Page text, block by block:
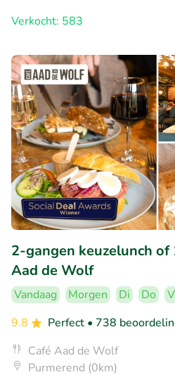
Verkocht: 583
2-gangen keuzelunch
Aad de Wolf
Vandaag Morgen Di Do
9.8
Perfect • 738
Café Aad de Wolf
Purmerend (0km)